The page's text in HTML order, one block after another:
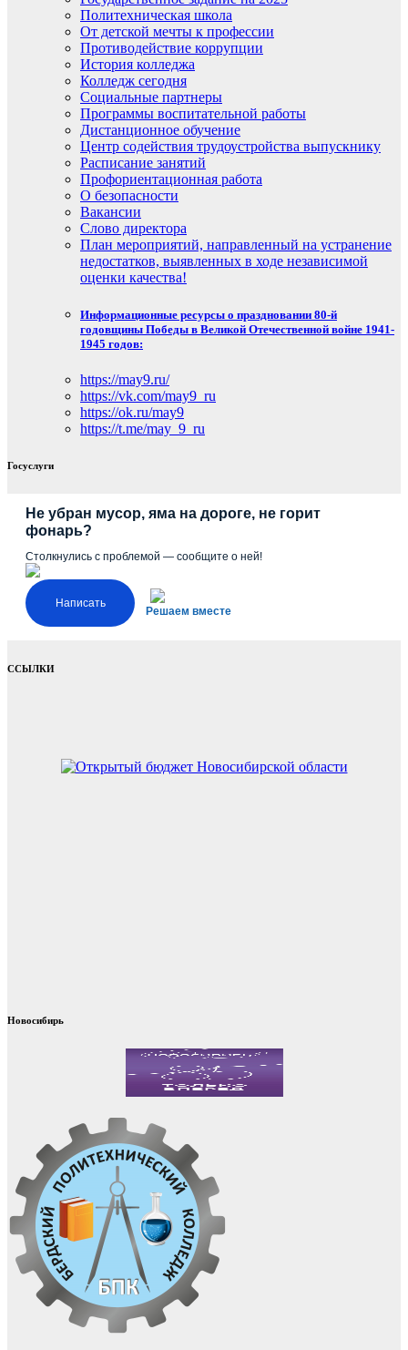
Политехническая школа
От детской мечты к профессии
Противодействие коррупции
История колледжа
Колледж сегодня
Социальные партнеры
Программы воспитательной работы
Дистанционное обучение
Центр содействия трудоустройства выпускнику
Расписание занятий
Профориентационная работа
О безопасности
Вакансии
Слово директора
План мероприятий, направленный на устранение
недостатков, выявленных в ходе независимой
оценки качества!
Информационные ресурсы о праздновании 80-й
годовщины Победы в Великой Отечественной войне 1941-
1945 годов:
https://may9.ru/
https://vk.com/may9_ru
https://ok.ru/may9
https://t.me/may_9_ru
Госуслуги
Не убран мусор, яма на дороге, не горит
фонарь?
Столкнулись с проблемой — сообщите о ней!
Написать
Решаем вместе
ССЫЛКИ
Новосибирь